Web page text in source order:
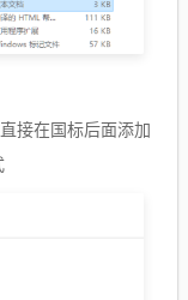
接在国标后面添加